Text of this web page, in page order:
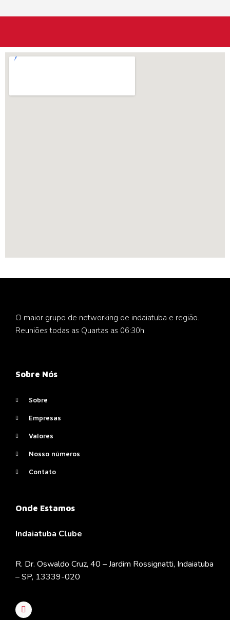
O maior grupo de networking de indaiatuba e região.
Reuniões todas as Quartas as 06:30h.
Sobre Nós
Sobre
Empresas
Valores
Nosso números
Contato
Onde Estamos
Indaiatuba Clube
R. Dr. Oswaldo Cruz, 40 – Jardim Rossignatti, Indaiatuba
– SP, 13339-020